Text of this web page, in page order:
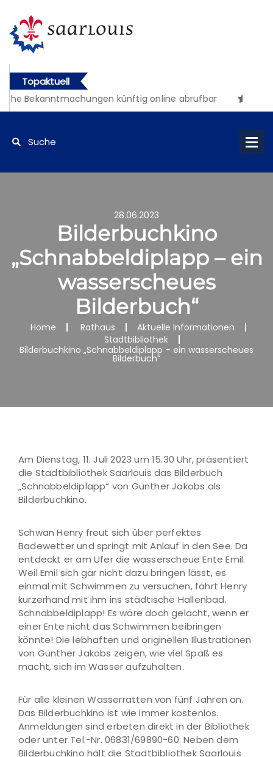
Topaktuell
Bekanntmachungen künftig online abrufbar
28.06.2023
Bilderbuchkino
„Schnabbeldiplapp – ein
wasserscheues
Bilderbuch“
Home Rathaus
Aktuelle Informationen
Stadtbibliothek
Bilderbuchkino „Schnabbeldiplapp – ein wasserscheues
Bilderbuch“
Am Dienstag, 11. Juli 2023 um 15.30 Uhr, präsentiert
die Stadtbibliothek Saarlouis das Bilderbuch
„Schnabbeldiplapp“ von Günther Jakobs als
Bilderbuchkino.
Schwan Henry freut sich über perfektes
Badewetter und springt mit Anlauf in den See. Da
entdeckt er am Ufer die wasserscheue Ente Emil.
Weil Emil sich gar nicht dazu bringen lässt, es
einmal mit Schwimmen zu versuchen, fährt Henry
kurzerhand mit ihm ins städtische Hallenbad.
Schnabbeldiplapp! Es wäre doch gelacht, wenn er
einer Ente nicht das Schwimmen beibringen
könnte! Die lebhaften und originellen Illustrationen
von Günther Jakobs zeigen, wie viel Spaß es
macht, sich im Wasser aufzuhalten.
Für alle kleinen Wasserratten von fünf Jahren an.
Das Bilderbuchkino ist wie immer kostenlos.
Anmeldungen sind erbeten direkt in der Bibliothek
oder unter Tel.-Nr. 06831/69890-60. Neben dem
Bilderbuchkino hält die Stadtbibliothek Saarlouis